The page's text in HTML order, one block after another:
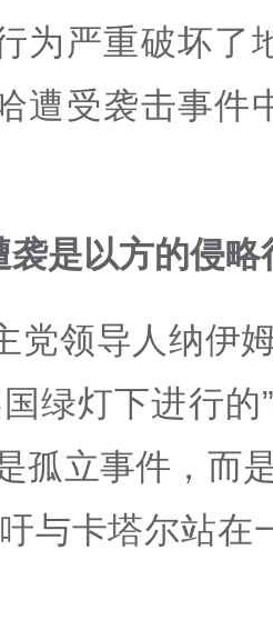
为严重破坏了
遭受袭击事件
是以方的侵略
党领导人纳伊
绿灯下进行的
孤立事件，而
与卡塔尔站在